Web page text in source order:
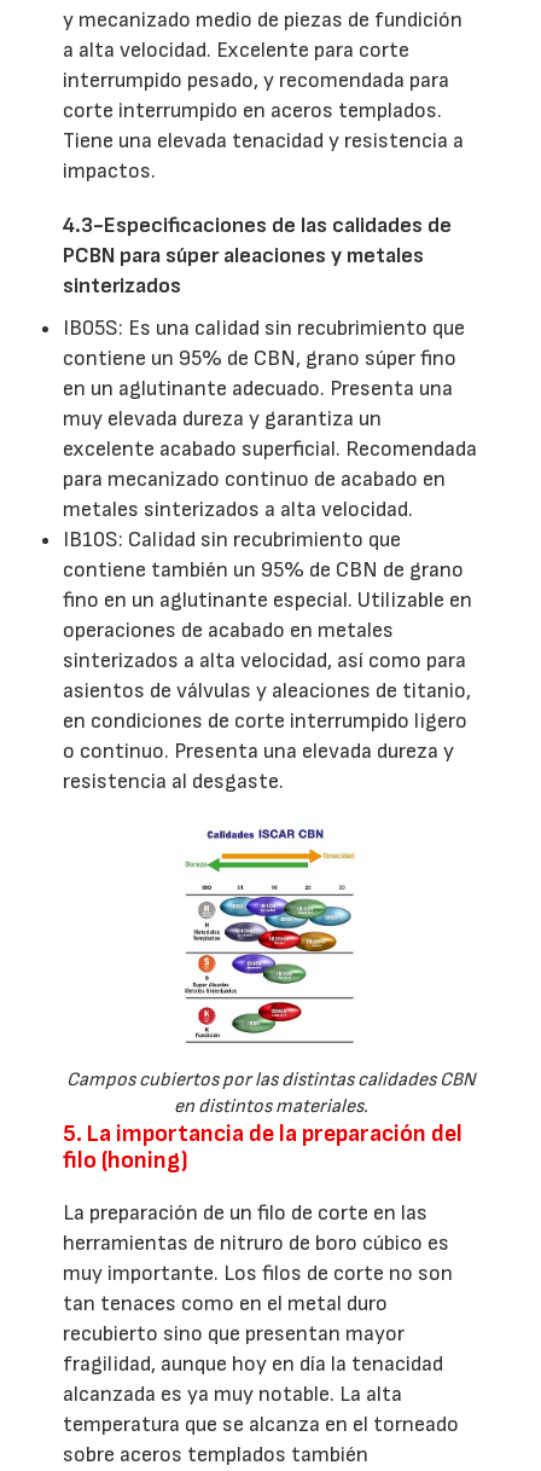
y mecanizado medio de piezas de fundición
a alta velocidad. Excelente para corte
interrumpido pesado, y recomendada para
corte interrumpido en aceros templados.
Tiene una elevada tenacidad y resistencia a
impactos.
4.3-Especificaciones de las calidades de
PCBN para súper aleaciones y metales
sinterizados
IB05S: Es una calidad sin recubrimiento que
contiene un 95% de CBN, grano súper fino
en un aglutinante adecuado. Presenta una
muy elevada dureza y garantiza un
excelente acabado superficial. Recomendada
para mecanizado continuo de acabado en
metales sinterizados a alta velocidad.
IB10S: Calidad sin recubrimiento que
contiene también un 95% de CBN de grano
fino en un aglutinante especial. Utilizable en
operaciones de acabado en metales
sinterizados a alta velocidad, así como para
asientos de válvulas y aleaciones de titanio,
en condiciones de corte interrumpido ligero
o continuo. Presenta una elevada dureza y
resistencia al desgaste.
Campos cubiertos por las distintas calidades CBN
en distintos materiales.
5. La importancia de la preparación del
filo (honing)
La preparación de un filo de corte en las
herramientas de nitruro de boro cúbico es
muy importante. Los filos de corte no son
tan tenaces como en el metal duro
recubierto sino que presentan mayor
fragilidad, aunque hoy en día la tenacidad
alcanzada es ya muy notable. La alta
temperatura que se alcanza en el torneado
sobre aceros templados también